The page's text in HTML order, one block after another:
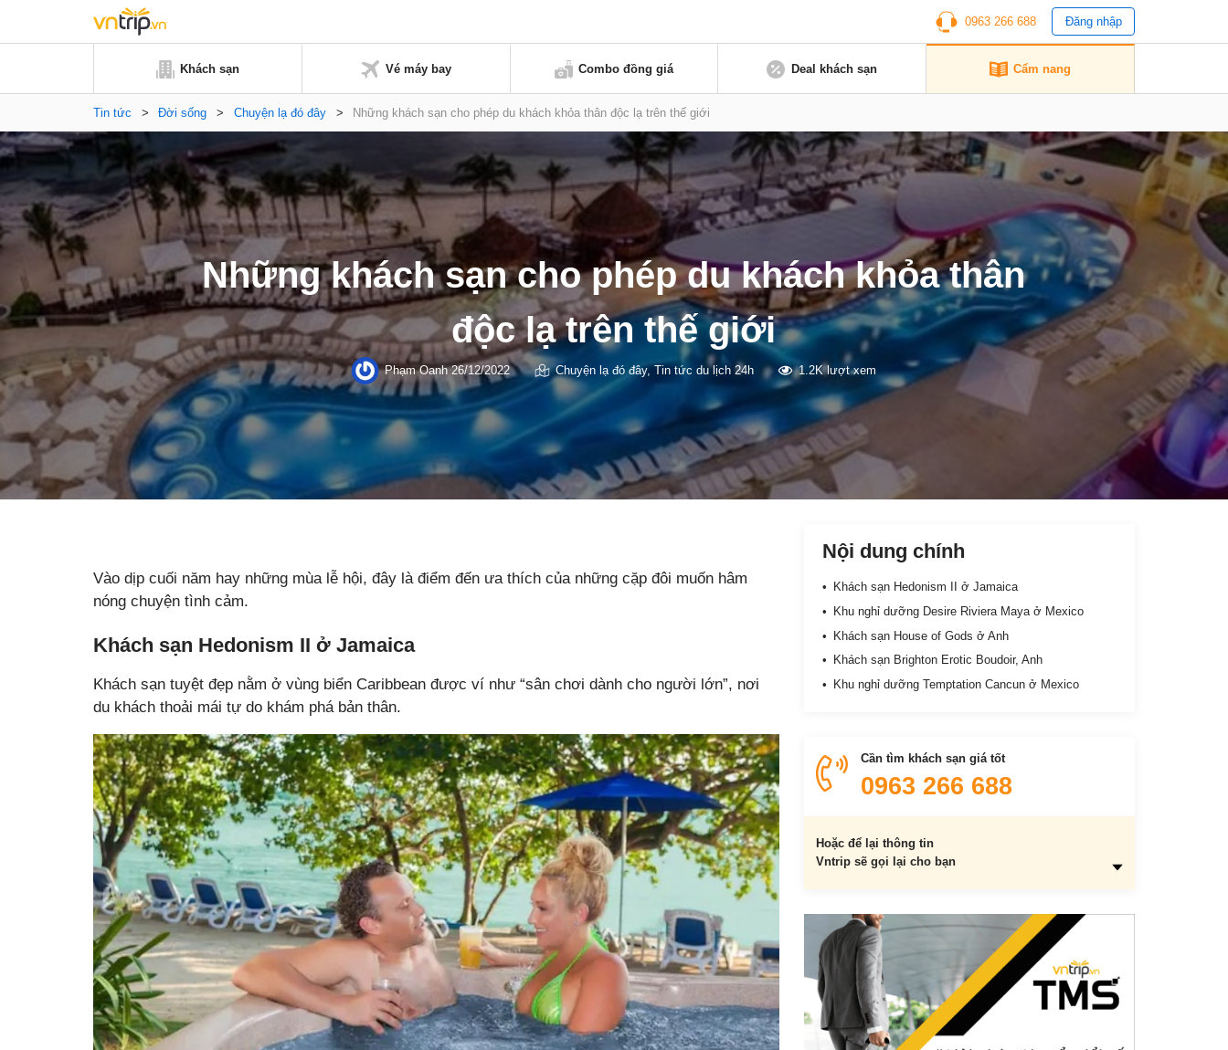
0963 266 688 Đăng nhập
Khách sạn Vé máy bay Combo đồng giá Deal khách sạn Cẩm nang
Tin tức > Đời sống > Chuyện lạ đó đây > Những khách sạn cho phép du khách khỏa thân độc lạ trên thế giới
Những khách sạn cho phép du khách khỏa thân
độc lạ trên thế giới
Phạm Oanh26/12/2022 Chuyện lạ đó đây,Tin tức du lịch 24h 1.2K lượt xem
Vào dịp cuối năm hay những mùa lễ hội, đây là điểm đến ưa thích của những cặp đôi muốn hâm
nóng chuyện tình cảm.
Khách sạn Hedonism II ở Jamaica
Khách sạn tuyệt đẹp nằm ở vùng biển Caribbean được ví như “sân chơi dành cho người lớn”, nơi
du khách thoải mái tự do khám phá bản thân.
Nội dung chính
Khách sạn Hedonism II ở Jamaica
Khu nghỉ dưỡng Desire Riviera Maya ở Mexico
Khách sạn House of Gods ở Anh
Khách sạn Brighton Erotic Boudoir, Anh
Khu nghỉ dưỡng Temptation Cancun ở Mexico
Cần tìm khách sạn giá tốt
0963 266 688
Hoặc để lại thông tin
Vntrip sẽ gọi lại cho bạn